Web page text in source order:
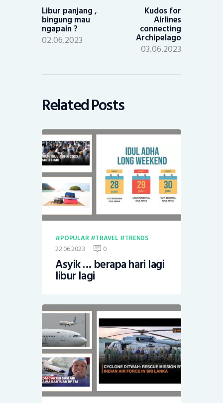
post:
Libur panjang ,
bingung mau
ngapain ?
02.06.2023
Kudos for
Airlines
connecting
Archipelago
03.06.2023
Related Posts
POPULAR TRAVEL TRENDS
22.06.2023 0
Asyik … berapa hari lagi
libur lagi